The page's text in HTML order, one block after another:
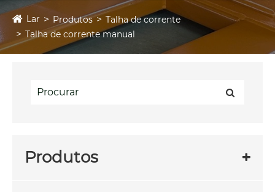
Lar Produtos
Talha de corrente
Talha de corrente manual
Produtos